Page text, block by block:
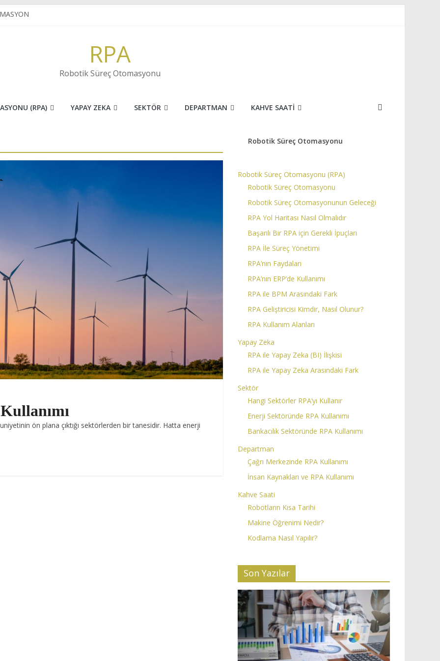
TANIMA(OCR) NEDİR?RPA
Robotik Süreç Otomasyonu
(RPA) YAPAY ZEKA SEKTÖR DEPARTMAN KAHVE SAATI
ön plana çıktığı sektörlerden bir tanesidir. Hatta enerji
Robotik Süreç Otomasyonu
Robotik Süreç Otomasyonu (RPA)
Robotik Süreç Otomasyonu
Robotik Süreç Otomasyonunun Geleceği
RPA Yol Haritası Nasıl Olmalıdır
Başarılı Bir RPA için Gerekli İpuçları
RPA İle Süreç Yönetimi
RPA’nın Faydaları
RPA’nın ERP’de Kullanımı
RPA ile BPM Arasındaki Fark
RPA Geliştiricisi Kimdir, Nasıl Olunur?
RPA Kullanım Alanları
Yapay Zeka
RPA ile Yapay Zeka (BI) İlişkisi
RPA ile Yapay Zeka Arasındaki Fark
Sektör
Hangi Sektörler RPA’yı Kullanır
Enerji Sektöründe RPA Kullanımı
Bankacılık Sektöründe RPA Kullanımı
Departman
Çağrı Merkezinde RPA Kullanımı
İnsan Kaynakları ve RPA Kullanımı
Kahve Saati
Robotların Kısa Tarihi
Makine Öğrenimi Nedir?
Kodlama Nasıl Yapılır?
Son Yazılar